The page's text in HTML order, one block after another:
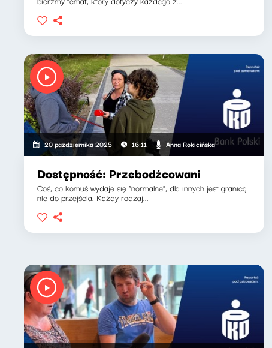
20 października 2025 16:11 Anna Rokicińska
Dostępność: Przebodźcowani
Coś, co komuś wydaje się "normalne", dla innych jest granicą
nie do przejścia. Każdy rodzaj...